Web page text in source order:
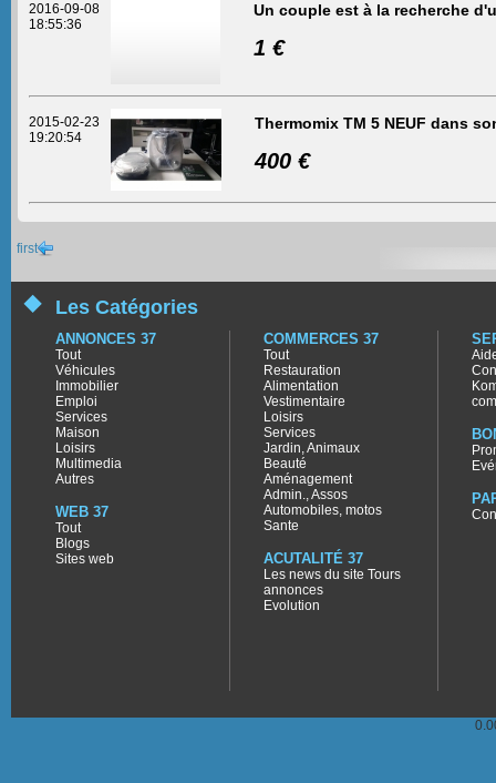
2016-09-08
18:55:36
Un couple est à la recherche
1 €
2015-02-23
19:20:54
Thermomix TM 5 NEUF dans
400 €
first
Les Catégories
ANNONCES 37
Tout
Véhicules
Immobilier
Emploi
Services
Maison
Loisirs
Multimedia
Autres
WEB 37
Tout
Blogs
Sites web
COMMERCES 37
Tout
Restauration
Alimentation
Vestimentaire
Loisirs
Services
Jardin, Animaux
Beauté
Aménagement
Admin., Assos
Automobiles, motos
Sante
ACUTALITÉ 37
Les news du site Tours
annonces
Evolution